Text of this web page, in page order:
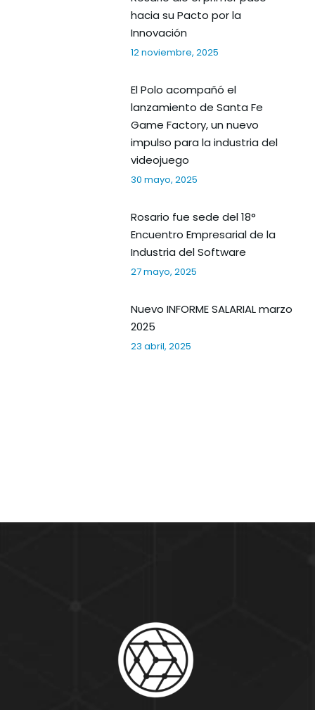
hacia su Pacto por la
Innovación
12 noviembre, 2025
El Polo acompañó el
lanzamiento de Santa Fe
Game Factory, un nuevo
impulso para la industria del
videojuego
30 mayo, 2025
Rosario fue sede del 18°
Encuentro Empresarial de la
Industria del Software
27 mayo, 2025
Nuevo INFORME SALARIAL marzo
2025
23 abril, 2025